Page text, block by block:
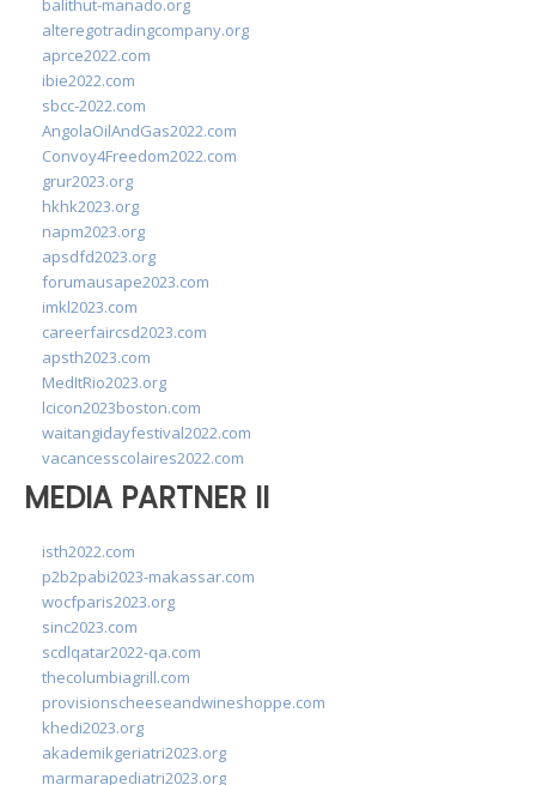
balithut-manado.org
alteregotradingcompany.org
aprce2022.com
ibie2022.com
sbcc-2022.com
AngolaOilAndGas2022.com
Convoy4Freedom2022.com
grur2023.org
hkhk2023.org
napm2023.org
apsdfd2023.org
forumausape2023.com
imkl2023.com
careerfaircsd2023.com
apsth2023.com
MedItRio2023.org
lcicon2023boston.com
waitangidayfestival2022.com
vacancesscolaires2022.com
MEDIA PARTNER II
isth2022.com
p2b2pabi2023-makassar.com
wocfparis2023.org
sinc2023.com
scdlqatar2022-qa.com
thecolumbiagrill.com
provisionscheeseandwineshoppe.com
khedi2023.org
akademikgeriatri2023.org
marmarapediatri2023.org